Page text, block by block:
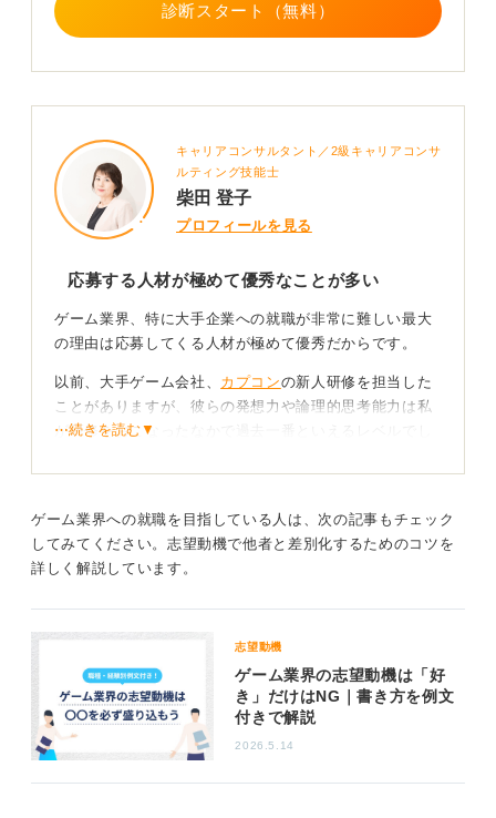
次にチーム制作やインターンで開発の流れを体験するこ
ムが流行ったのか」「従来と何が違うのか」といった分
狭き門ですが、本気で好きで実際に行動に移している人
が、その門をくぐり抜けているのだと思います。
診断スタート（無料）
キャリアコンサルタント／2級キャリアコンサ
ルティング技能士
柴田 登子
プロフィールを見る
応募する人材が極めて優秀なことが多い
ゲーム業界、特に大手企業への就職が非常に難しい最大
の理由は応募してくる人材が極めて優秀だからです。
以前、大手ゲーム会社、 カプコンの新人研修を担当した
ことがありますが、彼らの発想力や論理的思考能力は私
が研修をおこなったなかで過去一番といえるレベルでし
術大学のような美術系の最高峰から来る人材もいます。
まさに「超人」が集まる業界なのです。
「ゲームが好き」という情熱はもちろん大前提ですが、
それだけでは通用しません。
学力に加え、企画力、デザインセンス、そしてそれを形
にする技術力といった多角的な能力が求められます。
⋯続きを読む▼
ゲーム業界への就職を目指している人は、次の記事もチェック
してみてください。志望動機で他者と差別化するためのコツを
詳しく解説しています。
志望動機
ゲーム業界の志望動機は「好
き」だけはNG｜書き方を例文
付きで解説
2026.5.14